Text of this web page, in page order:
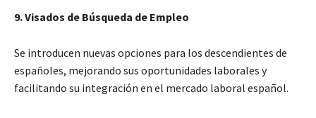
9. Visados de Búsqueda de Empleo
Se introducen nuevas opciones para los descendientes de
españoles, mejorando sus oportunidades laborales y
facilitando su integración en el mercado laboral español.